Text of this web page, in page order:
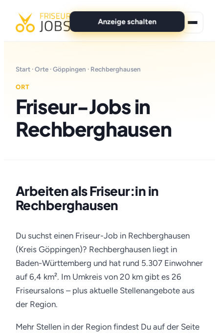
Anzeige schalten
Für Bewerber
Marken
Start ·Orte ·Göppingen · Rechberghausen
ORT
Friseur-Jobs in
Rechberghausen
Arbeiten als Friseur:in in
Rechberghausen
Du suchst einen Friseur-Job in Rechberghausen
(Kreis Göppingen)? Rechberghausen liegt in
Baden-Württemberg und hat rund 5.307 Einwohner
auf 6,4 km². Im Umkreis von 20 km gibt es 26
Friseursalons – plus aktuelle Stellenangebote aus
der Region.
Mehr Stellen in der Region findest Du auf der Seite